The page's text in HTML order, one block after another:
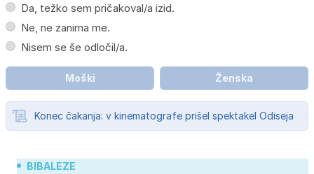
Da, težko sem pričakoval/a izid.
Ne, ne zanima me.
Nisem se še odločil/a.
Moški Ženska
Konec čakanja: v kinematografe prišel spektakel Odiseja
BIBALEZE